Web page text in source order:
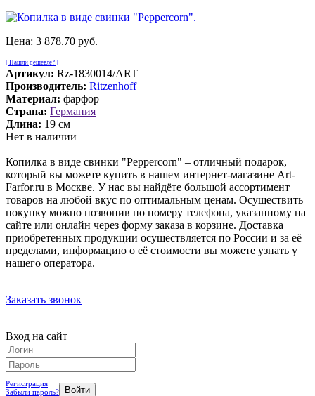
Цена: 3 878.70 руб.
[ Нашли дешевле? ]
Артикул: Rz-1830014/ART
Производитель: Ritzenhoff
Материал: фарфор
Страна: Германия
Длина: 19 см
Нет в наличии
Копилка в виде свинки "Peppercorn" – отличный подарок,
который вы можете купить в нашем интернет-магазине Art-
Farfor.ru в Москве. У нас вы найдёте большой ассортимент
товаров на любой вкус по оптимальным ценам. Осуществить
покупку можно позвонив по номеру телефона, указанному на
сайте или онлайн через форму заказа в корзине. Доставка
приобретенных продукции осуществляется по России и за её
пределами, информацию о её стоимости вы можете узнать у
нашего оператора.
Заказать звонок
Вход на сайт
Регистрация
Забыли пароль?